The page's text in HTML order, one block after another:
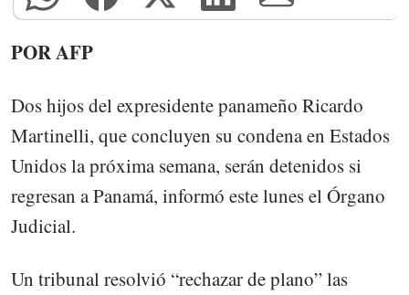
POR AFP
Dos hijos del expresidente panameño Ricardo
Martinelli, que concluyen su condena en Estados
Unidos la próxima semana, serán detenidos si
regresan a Panamá, informó este lunes el Órgano
Judicial.
Un tribunal resolvió “rechazar de plano” las